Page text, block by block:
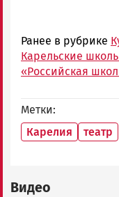
Ранее в рубрике
Карельские
«Российская
Метки
Карелия
театр
Видео